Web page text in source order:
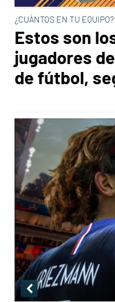
¿CUÁNTOS EN TU EQUIPO?
Estos son
jugadores
de fútbol,